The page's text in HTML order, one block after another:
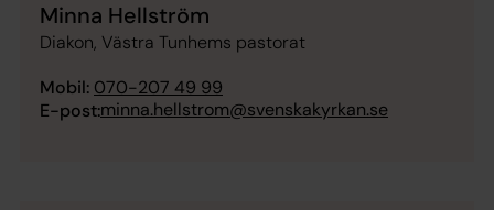
Minna Hellström
Diakon, Västra Tunhems pastorat
Mobil: 070-207 49 99
E-post:minna.hellstrom@svenskakyrkan.se